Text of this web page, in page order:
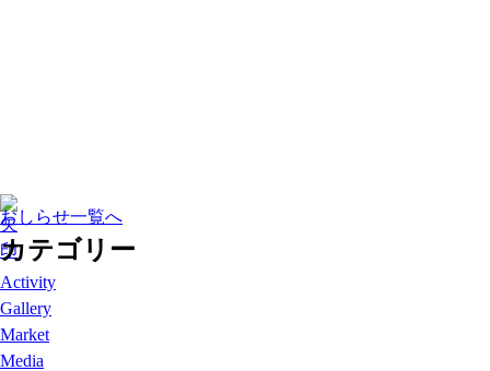
おしらせ一覧へ
カテゴリー
Activity
Gallery
Market
Media